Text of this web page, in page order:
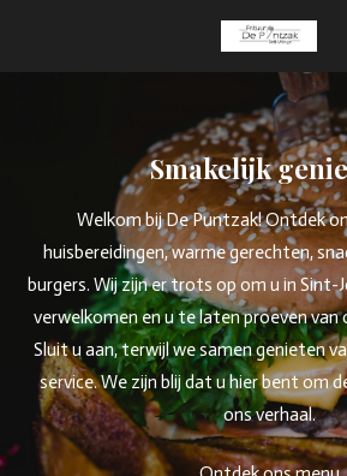
Smakelijk
Welkom bij De Puntzak! Ontdek
huisbereidingen, warme gerechten,
burgers. Wij zijn er trots op om u in
verwelkomen en u te laten proeven van
Sluit u aan, terwijl we samen genieten
service. We zijn blij dat u hier bent om
ons verhaal.